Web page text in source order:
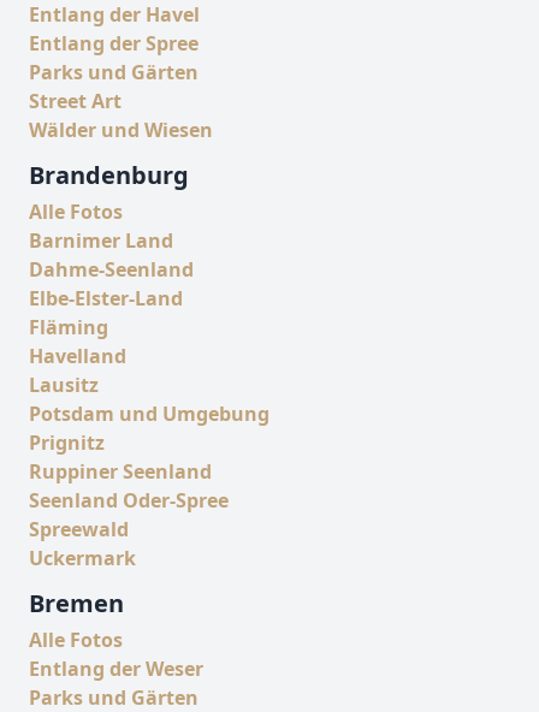
Entlang der Havel
Entlang der Spree
Parks und Gärten
Street Art
Wälder und Wiesen
Brandenburg
Alle Fotos
Barnimer Land
Dahme-Seenland
Elbe-Elster-Land
Fläming
Havelland
Lausitz
Potsdam und Umgebung
Prignitz
Ruppiner Seenland
Seenland Oder-Spree
Spreewald
Uckermark
Bremen
Alle Fotos
Entlang der Weser
Parks und Gärten